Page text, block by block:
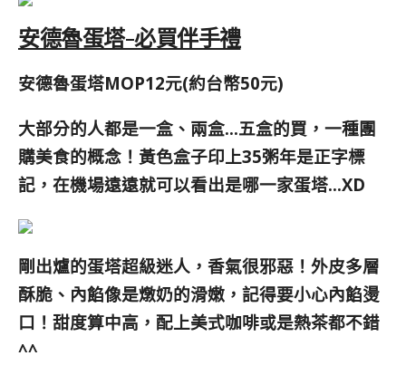
安德魯蛋塔-必買伴手禮
安德魯蛋塔MOP12元(約台幣50元)
大部分的人都是一盒、兩盒…五盒的買，一種團
購美食的概念！黃色盒子印上35粥年是正字標
記，在機場遠遠就可以看出是哪一家蛋塔…XD
剛出爐的蛋塔超級迷人，香氣很邪惡！外皮多層
酥脆、內餡像是燉奶的滑嫩，記得要小心內餡燙
口！甜度算中高，配上美式咖啡或是熱茶都不錯
^^